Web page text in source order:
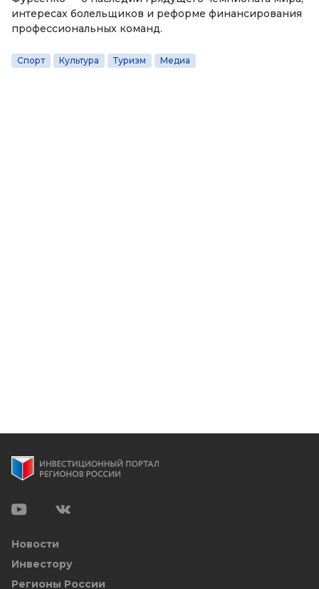
интересах болельщиков и реформе финансирования
профессиональных команд.
Спорт Культура Туризм Медиа
Новости
Инвестору
Регионы России